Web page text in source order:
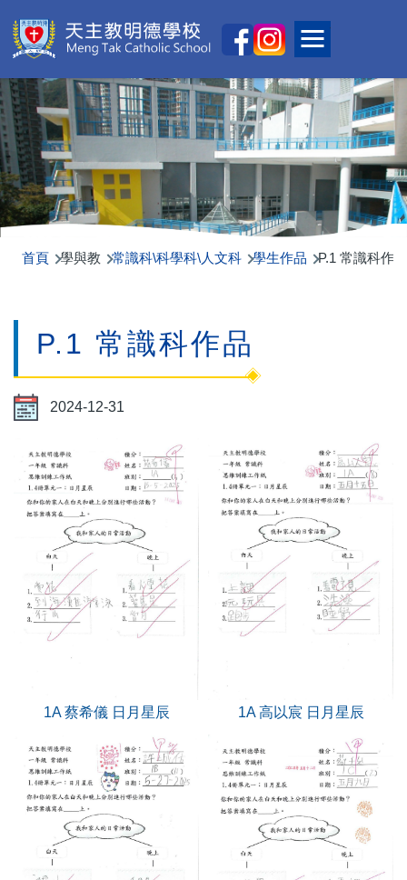
Toggle
Main
首頁 學與教 常識科\科學科\人文科 學生作品 P.1 常識科作品
P.1 常識科作品
2024-12-31
1A 蔡希儀 日月星辰 1A 高以宸 日月星辰